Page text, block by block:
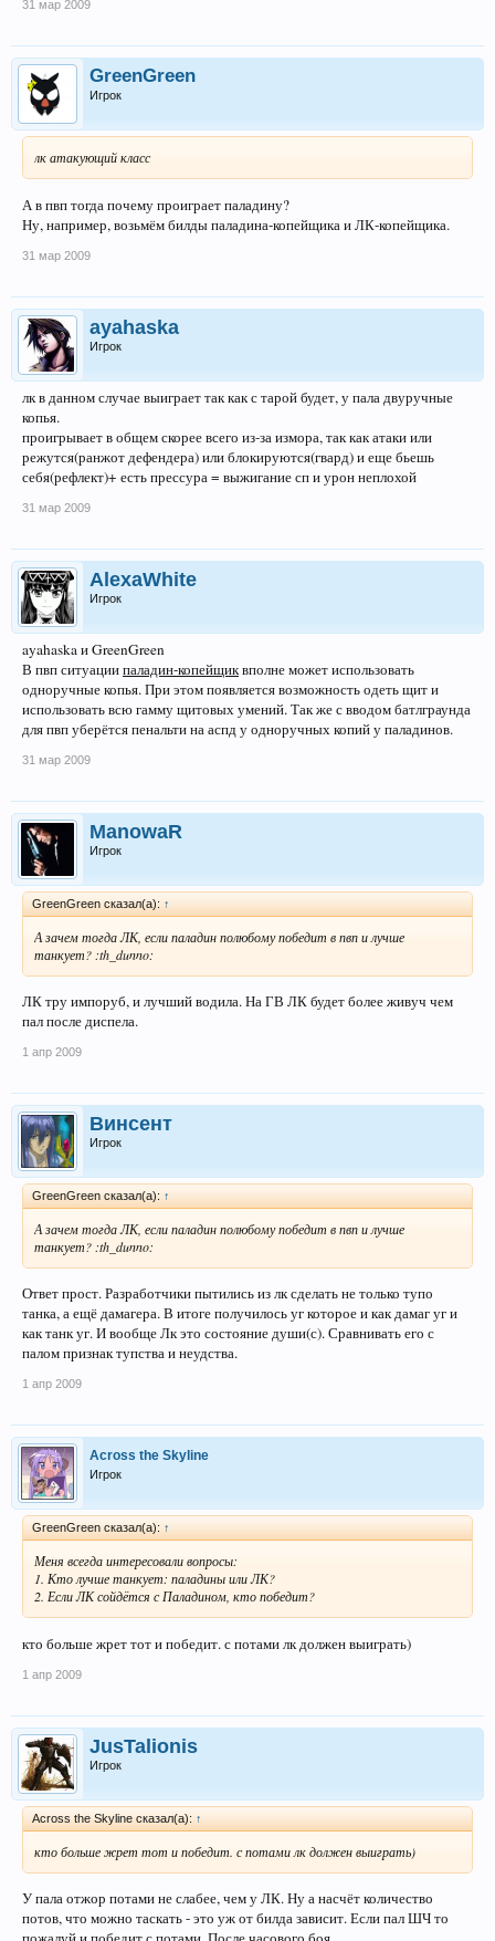
31 мар 2009
GreenGreen
Игрок
лк атакующий класс
А в пвп тогда почему проиграет паладину?
Ну, например, возьмём билды паладина-копейщика и ЛК-копейщика.
31 мар 2009
ayahaska
Игрок
лк в данном случае выиграет так как с тарой будет, у пала двуручные
копья.
проигрывает в общем скорее всего из-за измора, так как атаки или
режутся(ранжот дефендера) или блокируются(гвард) и еще бьешь
себя(рефлект)+ есть прессура = выжигание сп и урон неплохой
31 мар 2009
AlexaWhite
Игрок
ayahaska и GreenGreen
В пвп ситуациипаладин-копейщиквполне может использовать
одноручные копья. При этом появляется возможность одеть щит и
использовать всю гамму щитовых умений. Так же с вводом батлграунда
для пвп уберётся пенальти на аспд у одноручных копий у паладинов.
31 мар 2009
ManowaR
Игрок
GreenGreen сказал(а): ↑
А зачем тогда ЛК, если паладин полюбому победит в пвп и лучше
танкует? :th_dunno:
ЛК тру импоруб, и лучший водила. На ГВ ЛК будет более живуч чем
пал после диспела.
1 апр 2009
Винсент
Игрок
GreenGreen сказал(а): ↑
А зачем тогда ЛК, если паладин полюбому победит в пвп и лучше
танкует? :th_dunno:
Ответ прост. Разработчики пытились из лк сделать не только тупо
танка, а ещё дамагера. В итоге получилось уг которое и как дамаг уг и
как танк уг. И вообще Лк это состояние души(с). Сравнивать его с
палом признак тупства и неудства.
1 апр 2009
Across the Skyline
Игрок
GreenGreen сказал(а): ↑
Меня всегда интересовали вопросы:
1. Кто лучше танкует: паладины или ЛК?
2. Если ЛК сойдётся с Паладином, кто победит?
кто больше жрет тот и победит. с потами лк должен выиграть)
1 апр 2009
JusTalionis
Игрок
Across the Skyline сказал(а): ↑
кто больше жрет тот и победит. с потами лк должен выиграть)
У пала отжор потами не слабее, чем у ЛК. Ну а насчёт количество
потов, что можно таскать - это уж от билда зависит. Если пал ШЧ то